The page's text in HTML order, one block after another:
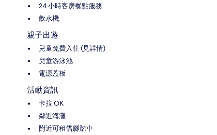
24 小時客房餐點服務
飲水機
親子出遊
兒童免費入住 (見詳情)
兒童游泳池
電源蓋板
活動資訊
卡拉 OK
鄰近海灘
附近可租借腳踏車